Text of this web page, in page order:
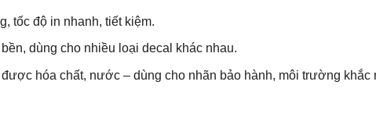
tốc độ in nhanh, tiết kiệm.
dùng cho nhiều loại decal khác nhau.
hóa chất, nước – dùng cho nhãn bảo hành, môi trường khắc